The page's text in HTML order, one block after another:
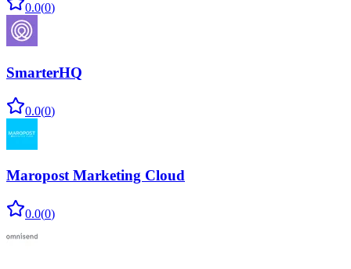
0.0(0)
SmarterHQ
0.0(0)
Maropost Marketing Cloud
0.0(0)